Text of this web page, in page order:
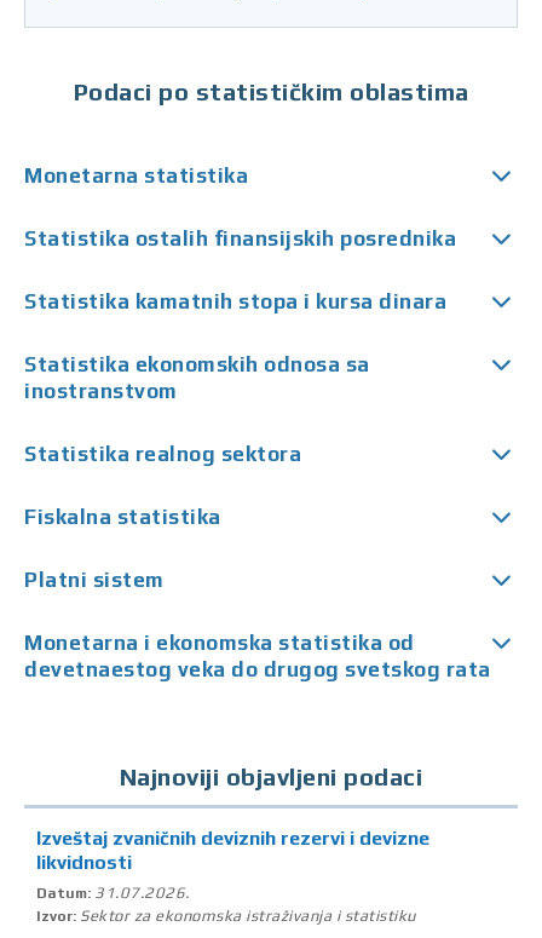
Podaci po statističkim oblastima
Monetarna statistika
Statistika ostalih finansijskih posrednika
Statistika kamatnih stopa i kursa dinara
Statistika ekonomskih odnosa sa
inostranstvom
Statistika realnog sektora
Fiskalna statistika
Platni sistem
Monetarna i ekonomska statistika od
devetnaestog veka do drugog svetskog rata
Najnoviji objavljeni podaci
Izveštaj zvaničnih deviznih rezervi i devizne
likvidnosti
Datum: 31.07.2026.
Izvor: Sektor za ekonomska istraživanja i statistiku